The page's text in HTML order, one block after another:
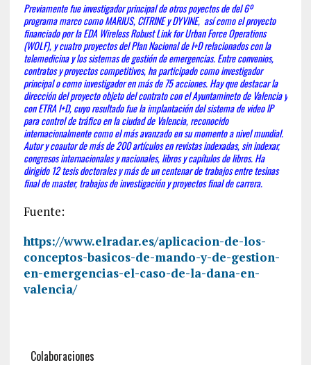
Previamente fue investigador principal de otros poyectos de del 6º
programa marco como MARIUS, CITRINE y DYVINE, así como el proyecto
financiado por la EDA Wireless Robust Link for Urban Force Operations
(WOLF), y cuatro proyectos del Plan Nacional de I+D relacionados con la
telemedicina y los sistemas de gestión de emergencias. Entre convenios,
contratos y proyectos competitivos, ha participado como investigador
principal o como investigador en más de 75 acciones. Hay que destacar la
dirección del proyecto objeto del contrato con el Ayuntamineto de Valencia y
con ETRA I+D, cuyo resultado fue la implantación del sistema de video IP
para control de tráfico en la ciudad de Valencia, reconocido
internacionalmente como el más avanzado en su momento a nivel mundial.
Autor y coautor de más de 200 artículos en revistas indexadas, sin indexar,
congresos internacionales y nacionales, libros y capítulos de libros. Ha
dirigido 12 tesis doctorales y más de un centenar de trabajos entre tesinas
final de master, trabajos de investigación y proyectos final de carrera.
Fuente:
https://www.elradar.es/aplicacion-de-los-
conceptos-basicos-de-mando-y-de-gestion-
en-emergencias-el-caso-de-la-dana-en-
valencia/
Colaboraciones